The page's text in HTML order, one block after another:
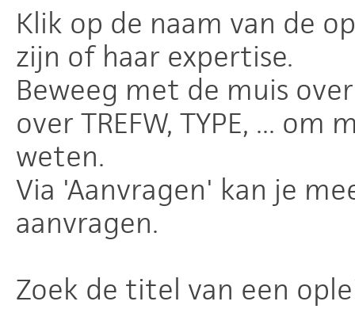
Klik op de naam van de
zijn of haar expertise.
Beweeg met de muis
over TREFW, TYPE, ...
weten.
Via 'Aanvragen' kan je
aanvragen.
Zoek de titel van een